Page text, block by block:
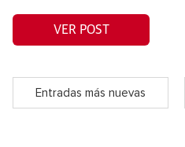
VER POST
Entradas más nuevas